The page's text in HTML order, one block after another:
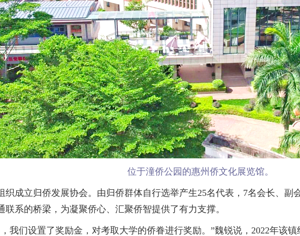
位于潼侨公园的惠州侨文化展览馆。
成立归侨发展协会。由归侨群体自行选举产生25名代表，7名会长、副
联系的桥梁，为凝聚侨心、汇聚侨智提供了有力支撑。
们设置了奖励金，对考取大学的侨眷进行奖励。”魏锐说，2022年该镇